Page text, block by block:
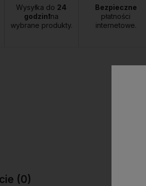
Wysyłka do 24
godzin❗na
wybrane produkty.
Bezpieczne
płatności
internetowe.
(0)